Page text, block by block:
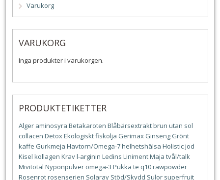
Varukorg
VARUKORG
Inga produkter i varukorgen.
PRODUKTETIKETTER
Alger aminosyra Betakaroten Blåbärsextraktbrun utan sol
collacen DetoxEkologisktfiskolja Gerimax Ginseng Grönt
kaffe Gurkmeja Havtorn/Omega-7helhetshälsa Holisticjod
Kisel kollagen Kravl-arginin Ledins LinimentMaja tvål/talk
Mivitotal Nyponpulver omega-3 Pukka te q10rawpowder
Rosenrotrosenserien Solaray Stöd/Skydd Sulor superfruit